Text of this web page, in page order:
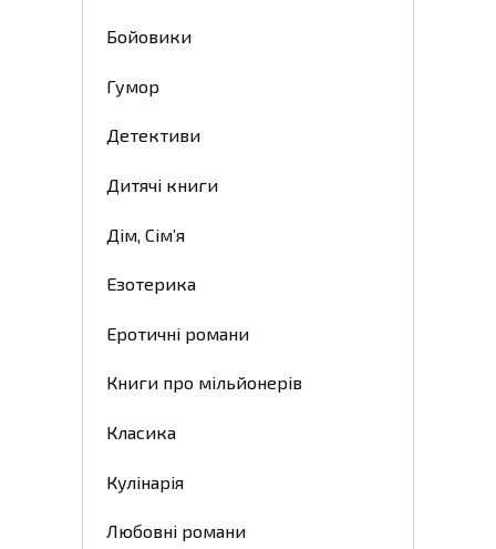
Бойовики
Гумор
Детективи
Дитячі книги
Дім, Сім’я
Езотерика
Еротичні романи
Книги про мільйонерів
Класика
Кулінарія
Любовні романи